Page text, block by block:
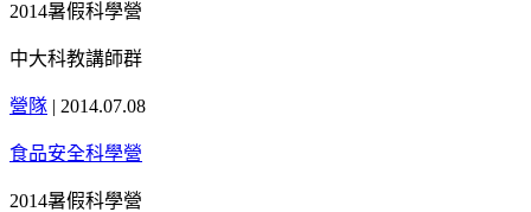
2014暑假科學營
中大科教講師群
營隊 | 2014.07.08
食品安全科學營
2014暑假科學營